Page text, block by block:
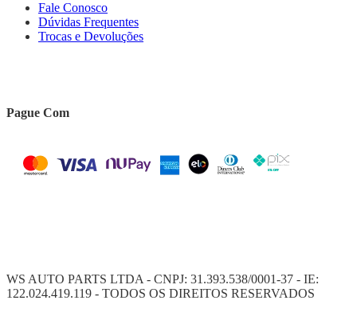
Fale Conosco
Dúvidas Frequentes
Trocas e Devoluções
Pague Com
WS AUTO PARTS LTDA - CNPJ: 31.393.538/0001-37 - IE:
122.024.419.119 - TODOS OS DIREITOS RESERVADOS